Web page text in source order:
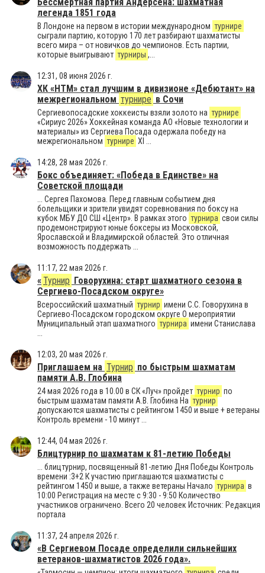
легенда 1851 года
В Лондоне на первом в истории международном турнире
сыграли партию, которую 170 лет разбирают шахматисты
всего мира – от новичков до чемпионов. Есть партии,
которые выигрывают турниры ,...
12:31, 08 июня 2026 г.
ХК «НТМ» стал лучшим в дивизионе «Дебютант» на
межрегиональном турнире в Сочи
Сергиевопосадские хоккеисты взяли золото на турнире
«Сириус 2026» Хоккейная команда АО «Новые технологии и
материалы» из Сергиева Посада одержала победу на
межрегиональном турнире XI ...
14:28, 28 мая 2026 г.
Бокс объединяет: «Победа в Единстве» на
Советской площади
... Сергея Пахомова. Перед главным событием дня
болельщики и зрители увидят соревнования по боксу на
кубок МБУ ДО СШ «Центр». В рамках этого турнира свои силы
продемонстрируют юные боксеры из Московской,
Ярославской и Владимирской областей. Это отличная
возможность поддержать ...
11:17, 22 мая 2026 г.
«Турнир Говорухина: старт шахматного сезона в
Сергиево-Посадском округе»
Всероссийский шахматный турнир имени С.С. Говорухина в
Сергиево-Посадском городском округе О мероприятии
Муниципальный этап шахматного турнира имени Станислава
12:03, 20 мая 2026 г.
Приглашаем на Турнир по быстрым шахматам
памяти А.В. Глобина
24 мая 2026 года в 10.00 в СК «Луч» пройдет турнир по
быстрым шахматам памяти А.В. Глобина На турнир
допускаются шахматисты с рейтингом 1450 и выше + ветераны
Контроль времени - 10 минут ...
12:44, 04 мая 2026 г.
Блицтурнир по шахматам к 81-летию Победы
... блицтурнир, посвященный 81-летию Дня Победы Контроль
времени :3+2 К участию приглашаются шахматисты с
рейтингом 1450 и выше, а также ветераны Начало турнира в
10:00 Регистрация на месте с 9:30 - 9:50 Количество
участников ограничено. Всего 20 человек Источник: Редакция
портала
11:37, 24 апреля 2026 г.
«В Сергиевом Посаде определили сильнейших
ветеранов-шахматистов 2026 года».